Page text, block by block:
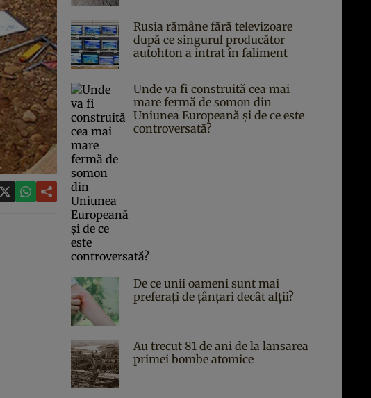
Rusia rămâne fără televizoare
după ce singurul producător
autohton a intrat în faliment
Unde va fi construită cea mai
mare fermă de somon din
Uniunea Europeană și de ce este
controversată?
De ce unii oameni sunt mai
preferați de țânțari decât alții?
Au trecut 81 de ani de la lansarea
primei bombe atomice